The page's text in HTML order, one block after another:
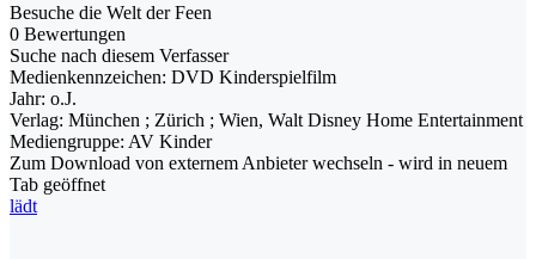
Besuche die Welt der Feen
0 Bewertungen
Suche nach diesem Verfasser
Medienkennzeichen: DVD Kinderspielfilm
Jahr: o.J.
Verlag: München ; Zürich ; Wien, Walt Disney Home Entertainment
Mediengruppe: AV Kinder
Zum Download von externem Anbieter wechseln - wird in neuem
Tab geöffnet
lädt